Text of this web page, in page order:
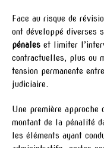
Face au risque de
ont développé diverses
pénales et limiter
contractuelles, plus ou
tension permanente
judiciaire.
Une première
montant de la pénalité
les éléments ayant